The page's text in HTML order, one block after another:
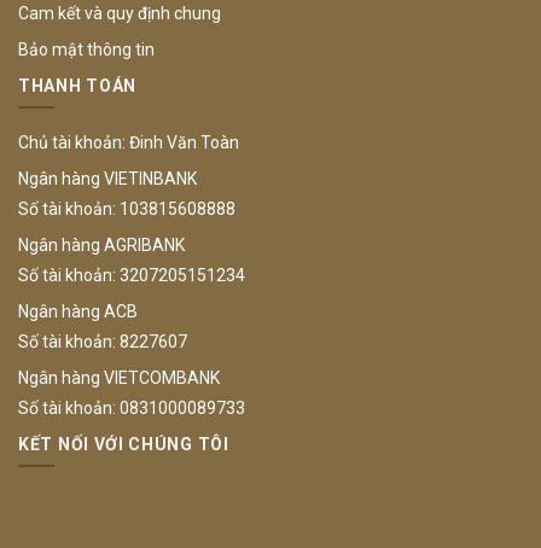
Cam kết và quy định chung
Bảo mật thông tin
THANH TOÁN
Chủ tài khoản: Đinh Văn Toàn
Ngân hàng VIETINBANK
Số tài khoản: 103815608888
Ngân hàng AGRIBANK
Số tài khoản: 3207205151234
Ngân hàng ACB
Số tài khoản: 8227607
Ngân hàng VIETCOMBANK
Số tài khoản: 0831000089733
KẾT NỐI VỚI CHÚNG TÔI